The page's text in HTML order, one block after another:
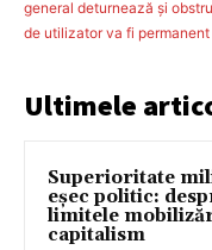
general deturnează şi
de utilizator va fi
Ultimele
Superioritate
eșec politic:
limitele
capitalism